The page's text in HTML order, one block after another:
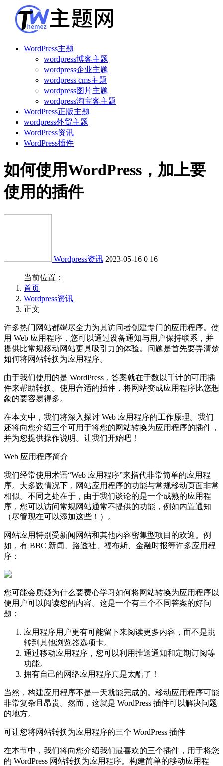
WordPress主题
wordpress博客主题
wordpress企业主题
wordpress cms主题
wordpress图片主题
wordpress淘宝客主题
WordPress正版主题
wordpress外贸主题
WordPress资讯
WordPress插件
如何使用WordPress，加上要
使用的插件
Wordpress资讯 2023-05-16 0 16
当前位置：
首页
Wordpress资讯
正文
许多热门网站都竭尽全力为其访问者创建专门的应用程序。使
用 Web 应用程序，您可以通过设备通知与用户保持联系，并
提供比常规移动网站更具吸引力的体验。问题是首先要弄清楚
如何将网站转换为应用程序。
由于我们使用的是 WordPress，答案就在于数以千计的可用插
件来帮助转换。使用合适的插件，将网站变成应用程序比您想
象的要容易得多。
在本文中，我们将深入探讨 Web 应用程序的工作原理。我们
还将向您介绍三个可用于将您的网站转换为应用程序的插件，
并为您提供操作说明。让我们开始吧！
Web 应用程序简介
我们经常使用术语“Web 应用程序”来指代非常简单的应用程
序。大多数情况下，网站应用程序的功能与常规移动页面非常
相似。不同之处在于，由于我们谈论的是一个成熟的应用程
序，您可以访问常规网站通常不提供的功能，例如内置通知
（尽管现在可以添加这些！）。
网站应用特别受新闻网站和其他内容密集型项目的欢迎。例
如，有 BBC 新闻、路透社、福布斯、金融时报等许多应用程
序：
您可能会质疑为什么要费心学习如何将网站转换为应用程序以
便用户可以阅读您的内容。这是一个有三个不同答案的好问
题：
应用程序用户更有可能留下来阅读更多内容，而不是跳
转到其他浏览器选项卡。
通过移动应用程序，您可以利用推送通知和定期订阅等
功能。
拥有自己的网络应用程序真是太酷了！
当然，构建应用程序不是一天就能完成的。移动应用程序可能
非常复杂且昂贵。然而，这就是 WordPress 插件可以解决问题
的地方。
可让您将网站转换为应用程序的三个 WordPress 插件
在本节中，我们将向您介绍我们最喜欢的三个插件，用于将您
的 WordPress 网站转换为应用程序。构建简单的移动应用程